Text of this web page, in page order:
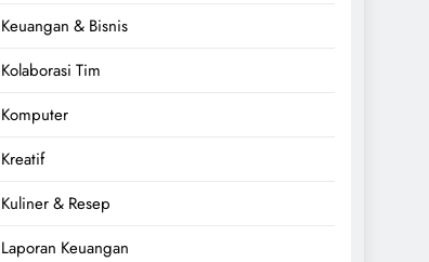
Keuangan & Bisnis
Kolaborasi Tim
Komputer
Kreatif
Kuliner & Resep
Laporan Keuangan